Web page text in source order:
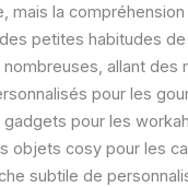
mais la
petites habitudes de
allant des
pour les
gadgets pour les
objets cosy pour les
subtile de